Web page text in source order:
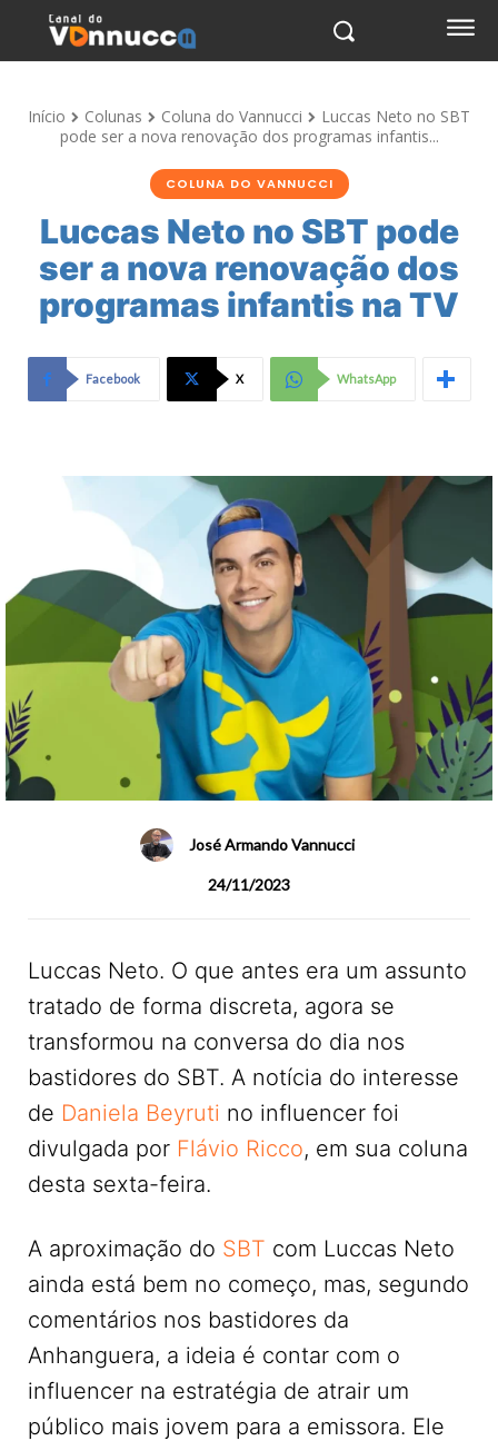
Início Colunas Coluna do Vannucci
Luccas Neto no SBT
pode ser a nova renovação dos programas infantis...
COLUNA DO VANNUCCI
Luccas Neto no SBT pode
ser a nova renovação dos
programas infantis na TV
Facebook X WhatsApp
José Armando Vannucci
24/11/2023
Luccas Neto. O que antes era um assunto
tratado de forma discreta, agora se
transformou na conversa do dia nos
bastidores do SBT. A notícia do interesse
de Daniela Beyruti no influencer foi
divulgada por Flávio Ricco, em sua coluna
desta sexta-feira.
A aproximação do SBT com Luccas Neto
ainda está bem no começo, mas, segundo
comentários nos bastidores da
Anhanguera, a ideia é contar com o
influencer na estratégia de atrair um
público mais jovem para a emissora. Ele